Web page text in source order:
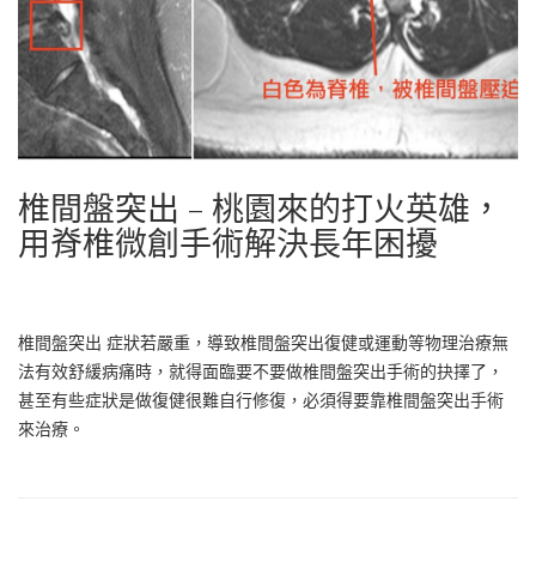
椎間盤突出 – 桃園來的打火英雄，
用脊椎微創手術解決長年困擾
椎間盤突出 症狀若嚴重，導致椎間盤突出復健或運動等物理治療無
法有效舒緩病痛時，就得面臨要不要做椎間盤突出手術的抉擇了，
甚至有些症狀是做復健很難自行修復，必須得要靠椎間盤突出手術
來治療。